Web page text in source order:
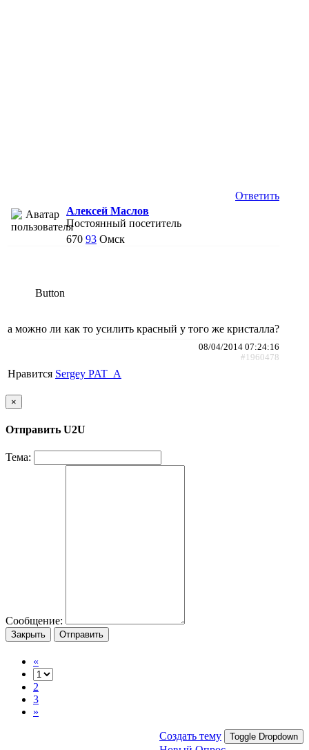
Ответить
Алексей Маслов
Постоянный посетитель
670 93 Омск
Button
а можно ли как то усилить красный у того же кристалла?
08/04/2014 07:24:16
#1960478
Нравится Sergey PAT_A
×
Отправить U2U
Тема:
Сообщение:
Закрыть Отправить
«
2
3
»
Создать тему Toggle Dropdown